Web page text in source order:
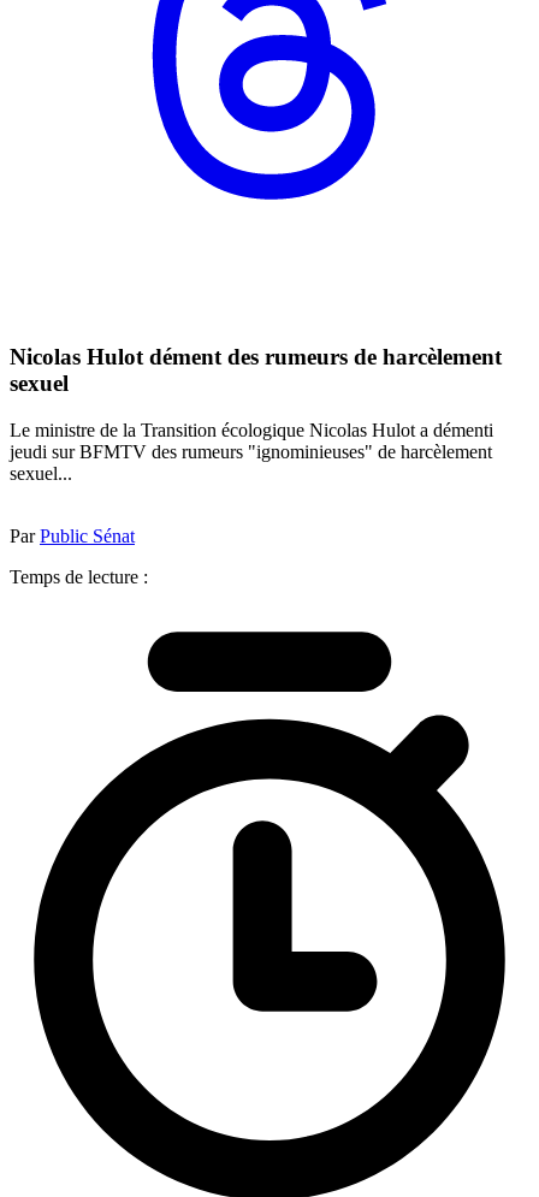
Nicolas Hulot dément des rumeurs de harcèlement
sexuel
Le ministre de la Transition écologique Nicolas Hulot a démenti
jeudi sur BFMTV des rumeurs "ignominieuses" de harcèlement
sexuel...
ParPublic Sénat
Temps de lecture :